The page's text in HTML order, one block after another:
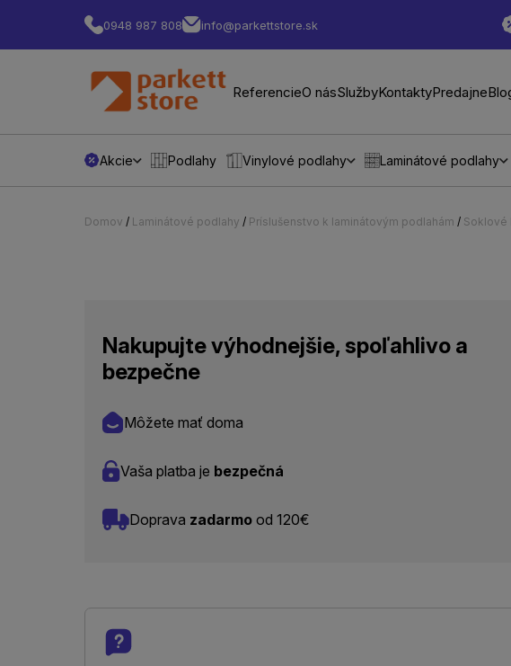
0948 987 808 info@parkettstore.sk
ReferencieO násSlužbyKontaktyPredajne
Akcie Podlahy Vinylové podlahy Laminátové podlahy
Domov / Laminátové podlahy / Príslušenstvo k laminátovým podlahám / Soklové
Nakupujte výhodnejšie, spoľahlivo a
bezpečne
Môžete mať doma
Vaša platba je bezpečná
Doprava zadarmo od 120€